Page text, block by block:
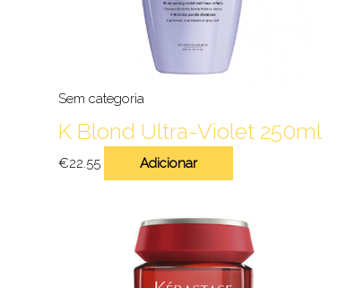
Sem categoria
K Blond Ultra-Violet 250ml
€22.55 Adicionar